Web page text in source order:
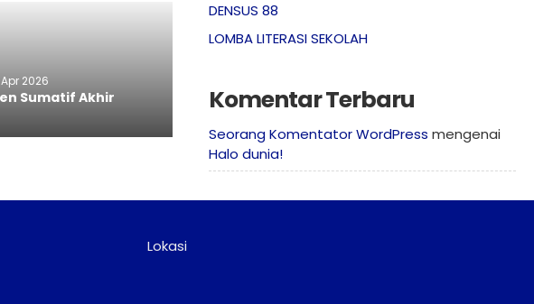
2026
Sumatif Akhir
DENSUS 88
LOMBA LITERASI SEKOLAH
Komentar Terbaru
Seorang Komentator WordPress mengenai
Halo dunia!
Lokasi